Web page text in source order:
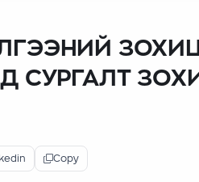
СУРГАЛТ
Copy